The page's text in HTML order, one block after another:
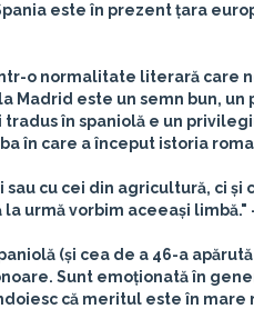
este în prezent țara
o normalitate literară care
este un semn bun, un
în spaniolă e un
în care a început istoria
cu cei din agricultură, ci și
urmă vorbim aceeași limbă."
(și cea de a 46-a
Sunt emoționată în
că meritul este în mare